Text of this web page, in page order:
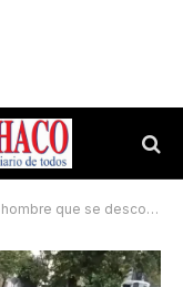
en pleno centro de Resistencia